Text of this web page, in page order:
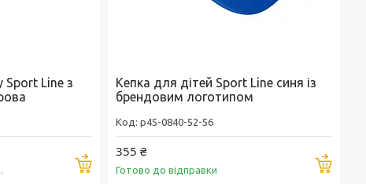
Sport Line з
Купити
Кепка для дітей Sport Line синя із
брендовим логотипом
p45-0840-52-56
355 ₴
Готово до відправки